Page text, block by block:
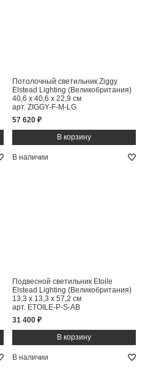
Потолочный светильник Ziggy
Elstead Lighting (Великобритания)
40,6 x 40,6 x 22,9 см
арт. ZIGGY-F-M-LG
57 620 ₽
В наличии
Подвесной светильник Etoile
Elstead Lighting (Великобритания)
13,3 x 13,3 x 57,2 см
арт. ETOILE-P-S-AB
31 400 ₽
В наличии